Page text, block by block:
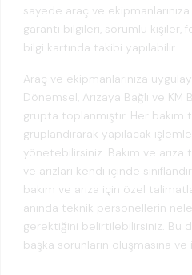
sayede araç ve
garanti bilgileri, sorumlu kişiler,
bilgi kartında takibi yapılabilir.
Araç ve ekipmanlarınıza
Dönemsel, Arızaya Bağlı ve KM
grupta toplanmıştır. Her
gruplandırarak yapılacak
yönetebilirsiniz. Bakım ve arıza
ve arızları kendi içinde
bakım ve arıza için özel
anında teknik personellerin
gerektiğini belirtilebilirsiniz. Bu
başka sorunların oluşmasına